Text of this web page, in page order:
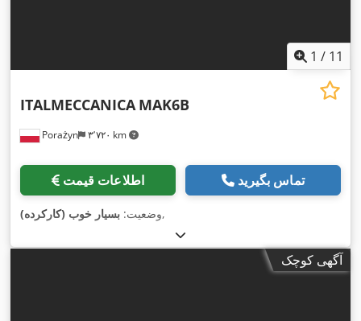
1 / 11
Porażyn ۳٬۷۲۰ km
ITALMECCANICA MAK6B
اطلاعات قیمت تماس بگیرید
وضعیت: بسیار خوب (کارکرده) ,
آگهی کوچک